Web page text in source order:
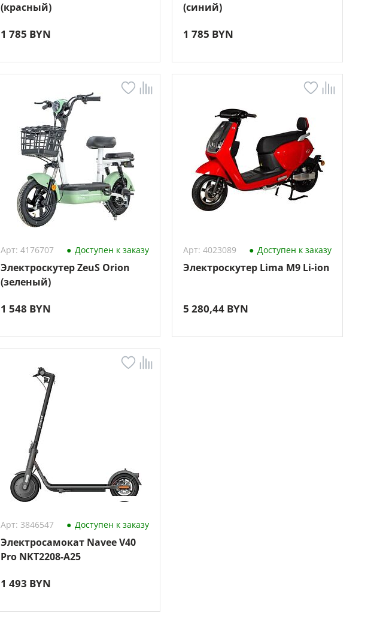
(красный)
1 785 BYN
(синий)
1 785 BYN
Арт: 4176707 Доступен к заказу
Электроскутер ZeuS Orion
(зеленый)
1 548 BYN
Арт: 4023089 Доступен к заказу
Электроскутер Lima M9 Li-ion
5 280,44 BYN
Арт: 3846547 Доступен к заказу
Электросамокат Navee V40
Pro NKT2208-A25
1 493 BYN